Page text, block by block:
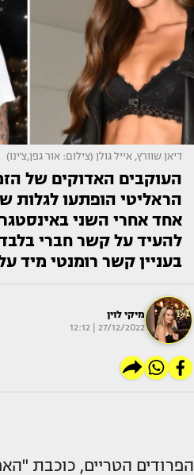
דיאן שוורץ, אייל גולן (צילום: אור גפן,צ'ינו)
העוקבים האדוקים של
הראליטי הופתעו לגלות
אחד אחרי השני
להעיד על קשר חברי
בעניין קשר רומנטי מיד
מיקי לוין
27/12/2022 | 12:12
הפרודים הטריים, כוכבת